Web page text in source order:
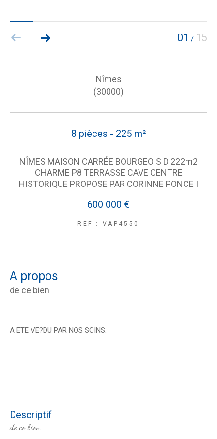
01 / 15
Nîmes
(30000)
8 pièces - 225 m²
NÎMES MAISON CARRÉE BOURGEOIS D 222m2
CHARME P8 TERRASSE CAVE CENTRE
HISTORIQUE PROPOSE PAR CORINNE PONCE I
600 000 €
REF : VAP4550
a propos
de ce bien
A ETE VE?DU PAR NOS SOINS.
descriptif
de ce bien